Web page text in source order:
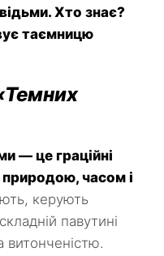
Хто знає?
таємницю
— це граційні
природою, часом і
керують
павутині
витонченістю.